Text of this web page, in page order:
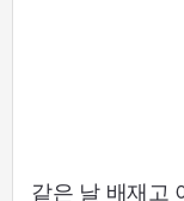
같은 날 배재고